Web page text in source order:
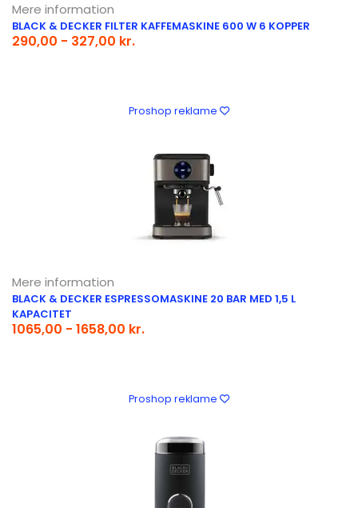
Mere information
BLACK & DECKER FILTER KAFFEMASKINE 600 W 6 KOPPER
290,00 - 327,00 kr.
Proshop reklame
Mere information
BLACK & DECKER ESPRESSOMASKINE 20 BAR MED 1,5 L
KAPACITET
1065,00 - 1658,00 kr.
Proshop reklame